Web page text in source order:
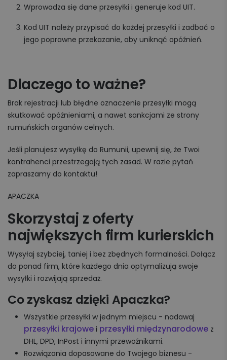
Wprowadza się dane przesyłki i generuje kod UIT.
Kod UIT należy przypisać do każdej przesyłki i zadbać o
jego poprawne przekazanie, aby uniknąć opóźnień.
Dlaczego to ważne?
Brak rejestracji lub błędne oznaczenie przesyłki mogą
skutkować opóźnieniami, a nawet sankcjami ze strony
rumuńskich organów celnych.
Jeśli planujesz wysyłkę do Rumunii, upewnij się, że Twoi
kontrahenci przestrzegają tych zasad. W razie pytań
zapraszamy do kontaktu!
APACZKA
Skorzystaj z oferty
największych firm kurierskich
Wysyłaj szybciej, taniej i bez zbędnych formalności. Dołącz
do ponad firm, które każdego dnia optymalizują swoje
wysyłki i rozwijają sprzedaż.
Co zyskasz dzięki Apaczka?
Wszystkie przesyłki w jednym miejscu - nadawaj
przesyłki krajowe i przesyłki międzynarodowe z
DHL, DPD, InPost i innymi przewoźnikami.
Rozwiązania dopasowane do Twojego biznesu -